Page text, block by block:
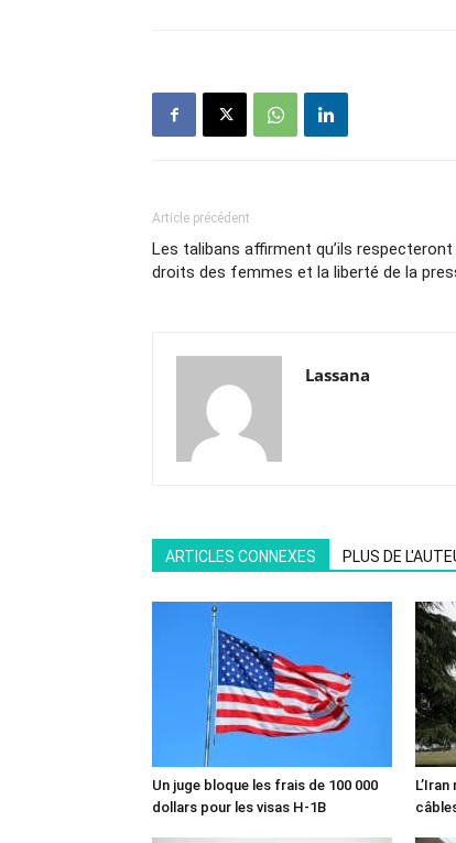
Article précédent
Les talibans affirment qu’ils respecteront
droits des femmes et la liberté de la
Lassana
ARTICLES CONNEXES PLUS DE
Un juge bloque les frais de 100 000
dollars pour les visas H-1B